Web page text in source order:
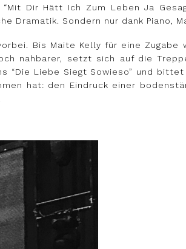
Dir Hätt Ich Zum Leben Ja
Dramatik. Sondern nur dank Piano,
Bis Maite Kelly für eine Zugabe
nahbarer, setzt sich auf die
Liebe Siegt Sowieso” und
hat: den Eindruck einer